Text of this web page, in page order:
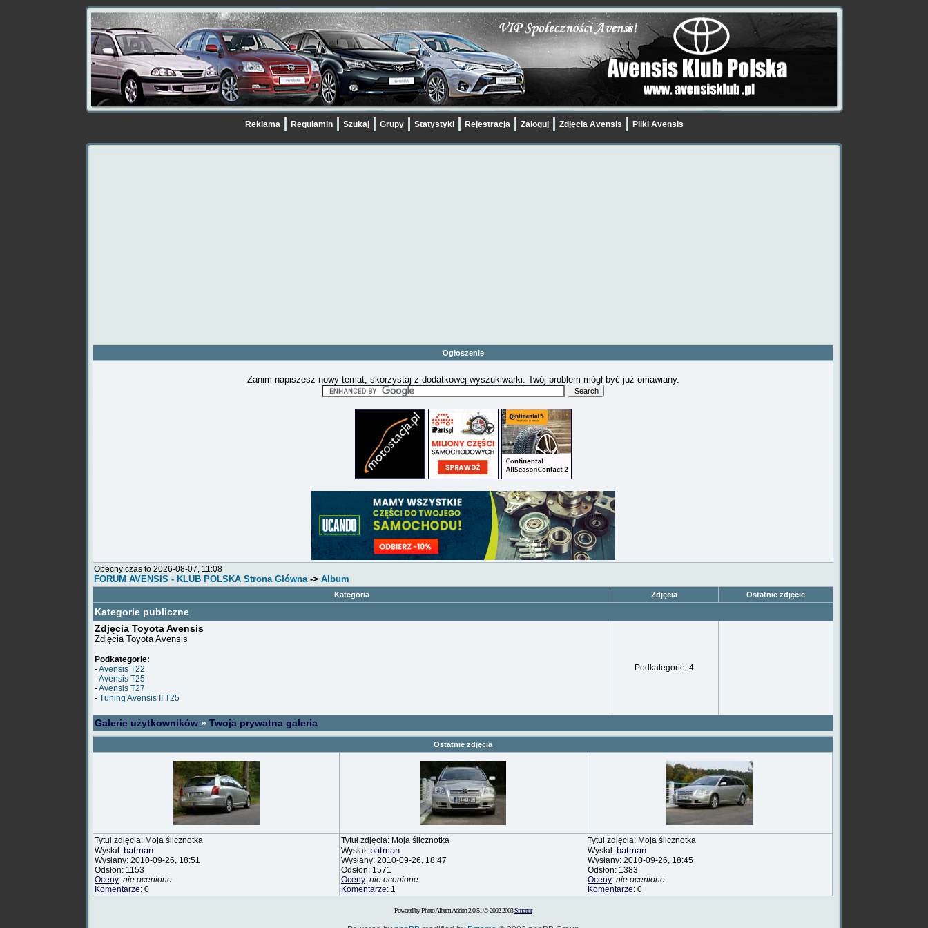
Reklama Regulamin Szukaj Grupy Statystyki Rejestracja Zaloguj Zdjęcia Avensis Pliki Avensis
Ogłoszenie
Zanim napiszesz nowy temat, skorzystaj z dodatkowej wyszukiwarki. Twój problem mógł być już omawiany.
Obecny czas to 2026-08-07, 11:08
FORUM AVENSIS - KLUB POLSKA Strona Główna-> Album
Kategoria Zdjęcia Ostatnie zdjęcie
Kategorie publiczne
Zdjęcia Toyota Avensis
Zdjęcia Toyota Avensis
Podkategorie:
-Avensis T22
-Avensis T25
-Avensis T27
- Tuning Avensis II T25
Podkategorie: 4
Galerie użytkowników » Twoja prywatna galeria
Ostatnie zdjęcia
Tytuł zdjęcia: Moja ślicznotka
Wysłał: batman
Wysłany: 2010-09-26, 18:51
Odsłon: 1153
Oceny: nie ocenione
Komentarze: 0
Tytuł zdjęcia: Moja ślicznotka
Wysłał: batman
Wysłany: 2010-09-26, 18:47
Odsłon: 1571
Oceny: nie ocenione
Komentarze: 1
Tytuł zdjęcia: Moja ślicznotka
Wysłał: batman
Wysłany: 2010-09-26, 18:45
Odsłon: 1383
Oceny: nie ocenione
Komentarze: 0
Powered by Photo Album Addon 2.0.51 © 2002-2003Smartor